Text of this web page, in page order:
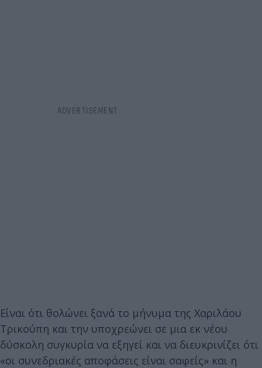
Είναι ότι θολώνει ξανά το μήνυμα της Χαριλάου
Τρικούπη και την υποχρεώνει σε μια εκ νέου
δύσκολη συγκυρία να εξηγεί και να διευκρινίζει ότι
«οι συνεδριακές αποφάσεις είναι σαφείς» και η